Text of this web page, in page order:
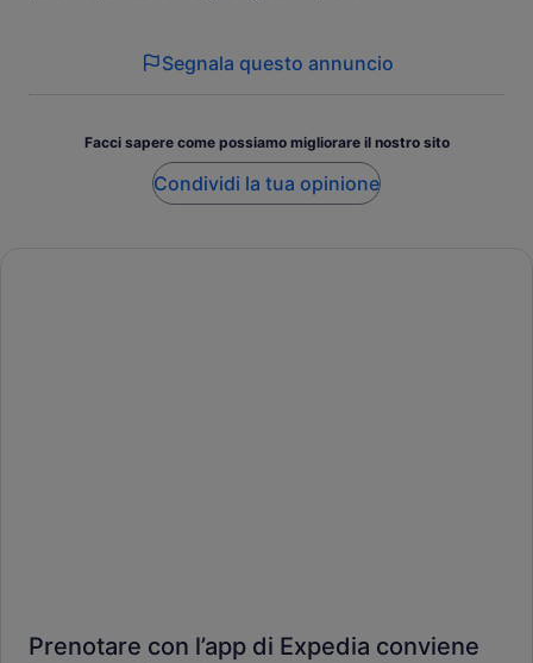
Segnala questo annuncio
Facci sapere come possiamo migliorare il nostro sito
Condividi la tua opinione
Prenotare con l’app di Expedia conviene